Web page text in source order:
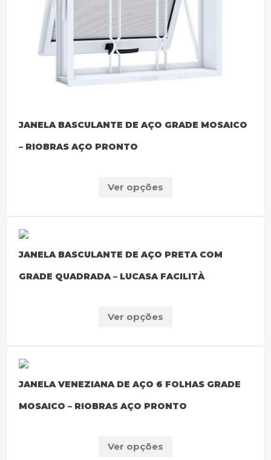
JANELA BASCULANTE DE AÇO GRADE MOSAICO
– RIOBRAS AÇO PRONTO
Ver opções
JANELA BASCULANTE DE AÇO PRETA COM
GRADE QUADRADA – LUCASA FACILITÀ
Ver opções
JANELA VENEZIANA DE AÇO 6 FOLHAS GRADE
MOSAICO – RIOBRAS AÇO PRONTO
Ver opções